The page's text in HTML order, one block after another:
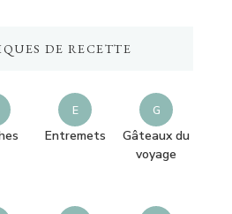
DE RECETTE
E
Entremets
G
Gâteaux du
voyage